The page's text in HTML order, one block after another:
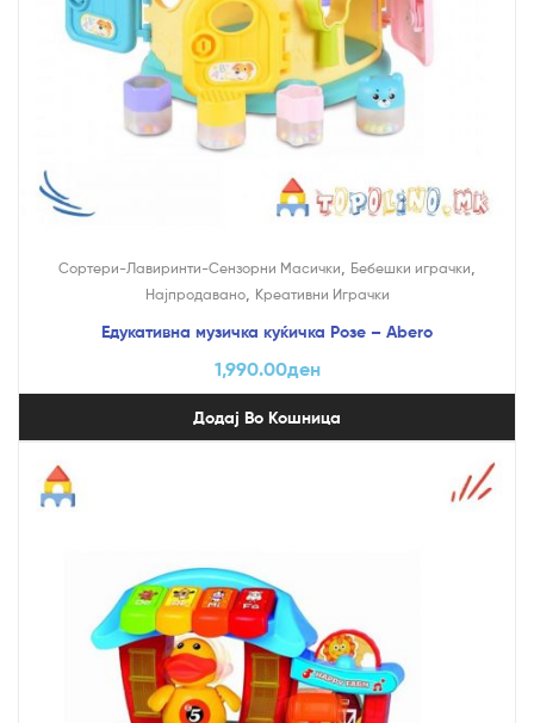
Сортери-Лавиринти-Сензорни Масички Бебешки играчки
Најпродавано, Креативни Играчки
Едукативна музичка куќичка Розе – Abero
1,990.00ден
Додај Во Кошница